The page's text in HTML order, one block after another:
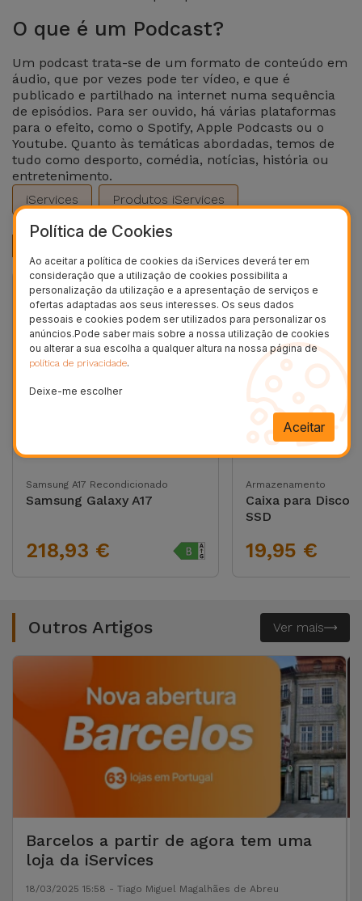
O que é um Podcast?
Um podcast trata-se de um formato de conteúdo em
áudio, que por vezes pode ter vídeo, e que é
publicado e partilhado na internet numa sequência
de episódios. Para ser ouvido, há várias plataformas
para o efeito, como o Spotify, Apple Podcasts ou o
Youtube. Quanto às temáticas abordadas, temos de
tudo como desporto, comédia, notícias, história ou
entretenimento.
iServices
Produtos iServices
36 MESES
Samsung A17 Recondicionado
Samsung Galaxy A17
218,93 €
Armazenamento
Caixa para Disco
SSD
19,95 €
Outros Artigos Ver mais
Barcelos a partir de agora tem uma
loja da iServices
18/03/2025 15:58 - Tiago Miguel Magalhães de Abreu
Política de Cookies
Ao aceitar a política de cookies da iServices deverá ter em
consideração que a utilização de cookies possibilita a
personalização da utilização e a apresentação de serviços e
ofertas adaptadas aos seus interesses. Os seus dados
pessoais e cookies podem ser utilizados para personalizar os
anúncios.Pode saber mais sobre a nossa utilização de cookies
ou alterar a sua escolha a qualquer altura na nossa página de
política de privacidade.
Deixe-me escolher
Aceitar